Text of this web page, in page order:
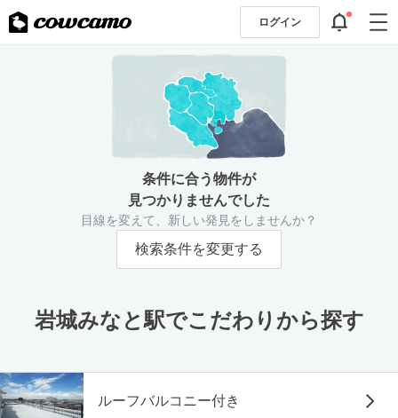
ログイン
条件に合う物件が
見つかりませんでした
目線を変えて、新しい発見をしませんか？
検索条件を変更する
岩城みなと駅でこだわりから探す
ルーフバルコニー付き